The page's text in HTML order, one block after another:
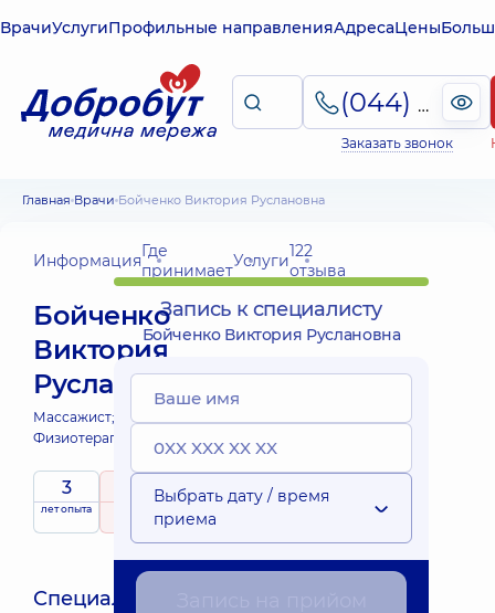
ВрачиУслугиПрофильные направленияАдресаЦены
(044) 495-2-888
Заказать звонок
Главная Врачи Бойченко Виктория Руслановна
ИнформацияГде
принимаетУслуги122
отзыва
Бойченко
Виктория
Руслановна
Массажист; Массажист детский;
Физиотерапевт;
3
лет опыта
5 / 5
на основе
122 отзыва
Специалист
Запись к специалисту
Бойченко Виктория Руслановна
Выбрать дату / время
приема